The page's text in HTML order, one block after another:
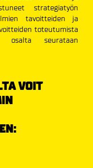
strategiatyön
tavoitteiden ja
toteutumista
osalta seurataan
VOIT